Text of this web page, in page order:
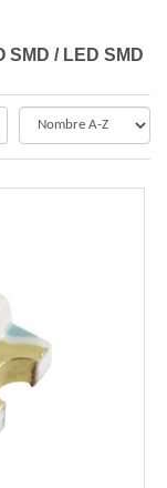
SMD / LED SMD